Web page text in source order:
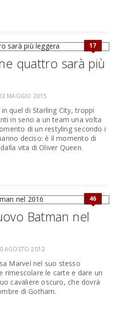
17
quattro sarà più
MAGGIO 2015
quel di Starling City, troppi
in seno a un team una volta
di un restyling secondo i
deciso: è il momento di
vita di Oliver Queen.
46
Batman nel
AGOSTO 2012
Marvel nel suo stesso
rimescolare le carte e dare un
cavaliere oscuro, che dovrà
di Gotham.